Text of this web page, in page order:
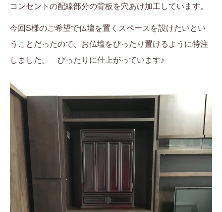
コンセントの配線部分の背板を穴あけ加工しています。
今回S様のご希望で仏壇を置くスペースを設けたいとい
うことだったので、お仏壇をぴったり置けるように特注
しました。 ぴったりに仕上がっています♪